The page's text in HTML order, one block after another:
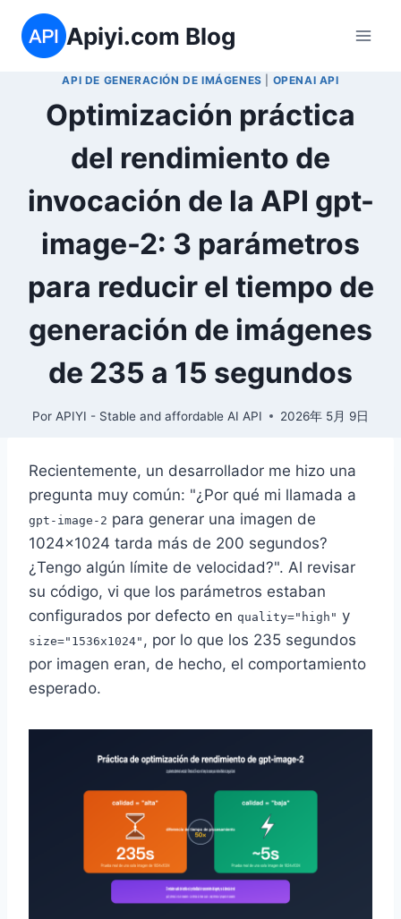
Saltar
contenido
Apiyi.com Blog
API DE GENERACIÓN DE IMÁGENES OPENAI API
Optimización práctica
del rendimiento de
invocación de la API gpt-
image-2: 3 parámetros
para reducir el tiempo de
generación de imágenes
de 235 a 15 segundos
Por APIYI - Stable and affordable AI API 2026年 5月 9日
Recientemente, un desarrollador me hizo una
pregunta muy común: "¿Por qué mi llamada a
gpt-image-2 para generar una imagen de
1024×1024 tarda más de 200 segundos?
¿Tengo algún límite de velocidad?". Al revisar
su código, vi que los parámetros estaban
configurados por defecto en quality="high" y
size="1536x1024" , por lo que los 235 segundos
por imagen eran, de hecho, el comportamiento
esperado.